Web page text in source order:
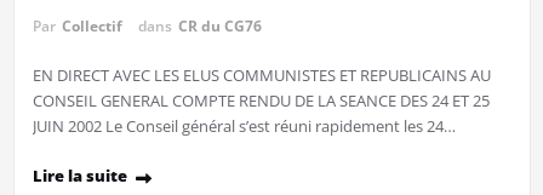
Par Collectif dans CR du CG76
EN DIRECT AVEC LES ELUS COMMUNISTES ET REPUBLICAINS AU
CONSEIL GENERAL COMPTE RENDU DE LA SEANCE DES 24 ET 25
JUIN 2002 Le Conseil général s’est réuni rapidement les 24…
Lire la suite